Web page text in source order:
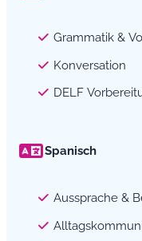
Grammatik &
Konversation
DELF
Spanisch
Aussprache &